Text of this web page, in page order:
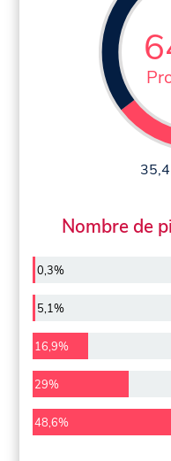
Nombre de
0,3%
5,1%
16,9%
29%
48,6%